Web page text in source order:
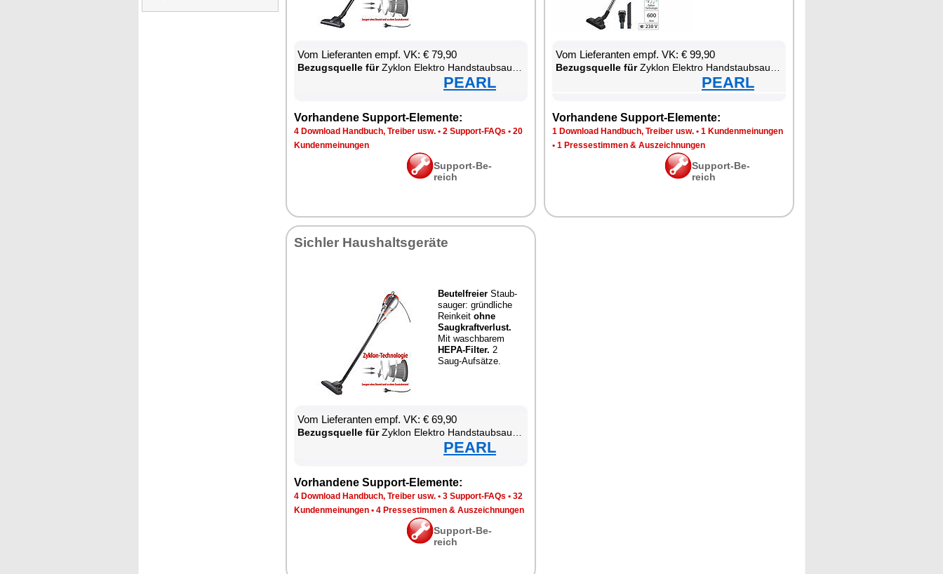
Vom Lie­fe­ran­ten empf. VK: € 79,90
Be­zugs­quel­le fürZy­klon Elek­tro Hand­s­taub­sau­ger
PEARL
Vor­han­de­ne Sup­port-Ele­men­te:
4 Down­load Hand­buch, Trei­ber usw. • 2 Sup­port-FAQs • 20
Kun­den­mei­nun­gen
Sup­port-Be­
reich
Vom Lie­fe­ran­ten empf. VK: € 99,90
Be­zugs­quel­le fürZy­klon Elek­tro Hand­s­taub­sau­ger
PEARL
Vor­han­de­ne Sup­port-Ele­men­te:
1 Down­load Hand­buch, Trei­ber usw. • 1 Kun­den­mei­nun­gen
• 1 Pres­se­stim­men & Aus­zeich­nun­gen
Sup­port-Be­
reich
Sich­ler Haus­halts­ge­rä­te
Beu­tel­frei­er Staub­
sau­ger: gründ­li­che
Rein­keit oh­ne
Saug­kraft­ver­lust.
Mit wasch­ba­rem
HE­PA-Fil­ter. 2
Saug-Auf­sät­ze.
Vom Lie­fe­ran­ten empf. VK: € 69,90
Be­zugs­quel­le fürZy­klon Elek­tro Hand­s­taub­sau­ger
PEARL
Vor­han­de­ne Sup­port-Ele­men­te:
4 Down­load Hand­buch, Trei­ber usw. • 3 Sup­port-FAQs • 32
Kun­den­mei­nun­gen • 4 Pres­se­stim­men & Aus­zeich­nun­gen
Sup­port-Be­
reich